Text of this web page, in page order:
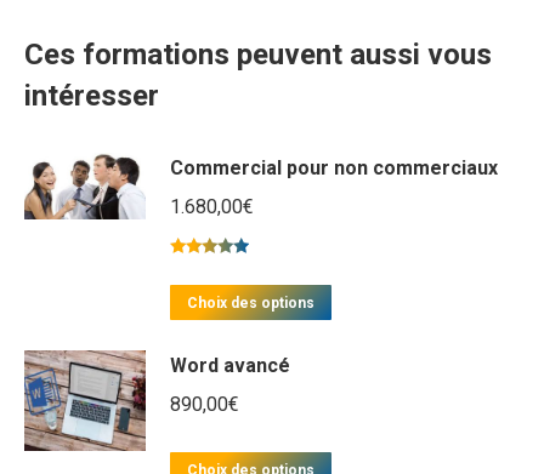
Ces formations peuvent aussi vous
intéresser
Commercial pour non commerciaux
1.680,00€
sur 5
Choix des options
Ce
Word avancé
890,00€
Choix des options
Ce